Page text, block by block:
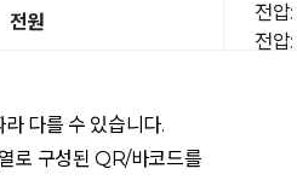
전원
전압
전압
다를 수 있습니다.
로 구성된 QR/바코드를